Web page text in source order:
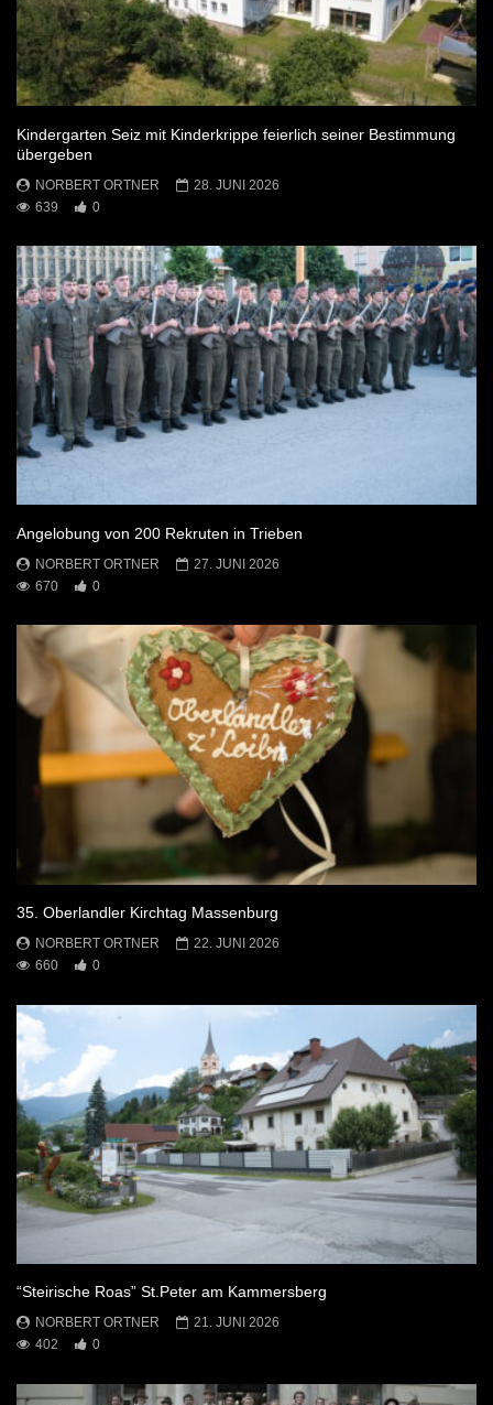
Kindergarten Seiz mit Kinderkrippe feierlich seiner Bestimmung
übergeben
NORBERT ORTNER
28. JUNI 2026
639
0
Angelobung von 200 Rekruten in Trieben
NORBERT ORTNER
27. JUNI 2026
670
0
35. Oberlandler Kirchtag Massenburg
NORBERT ORTNER
22. JUNI 2026
660
0
“Steirische Roas” St.Peter am Kammersberg
NORBERT ORTNER
21. JUNI 2026
402
0